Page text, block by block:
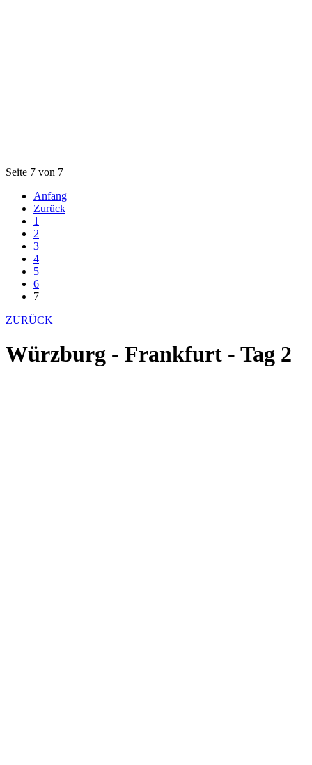
Seite 7 von 7
Anfang
Zurück
1
2
3
4
5
6
7
ZURÜCK
Würzburg - Frankfurt - Tag 2